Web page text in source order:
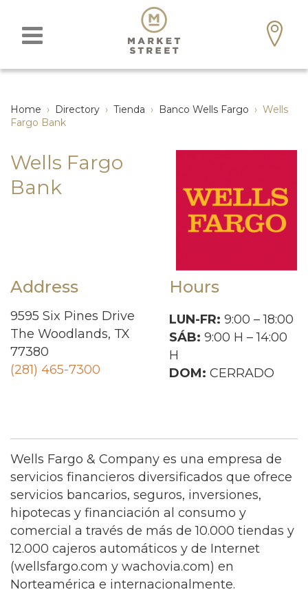
Home › Directory › Tienda › Banco Wells Fargo › Wells
Fargo Bank
Wells Fargo
Bank
Address
9595 Six Pines Drive
The Woodlands, TX
77380
(281) 465-7300
Hours
LUN-FR: 9:00 – 18:00
SÁB: 9:00 H – 14:00
H
DOM: CERRADO
Wells Fargo & Company es una empresa de
servicios financieros diversificados que ofrece
servicios bancarios, seguros, inversiones,
hipotecas y financiación al consumo y
comercial a través de más de 10.000 tiendas y
12.000 cajeros automáticos y de Internet
(wellsfargo.com y wachovia.com) en
Norteamérica e internacionalmente.